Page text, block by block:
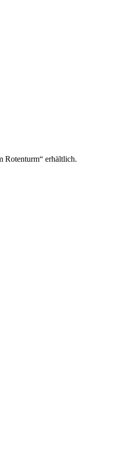
Rotenturm“ erhältlich.